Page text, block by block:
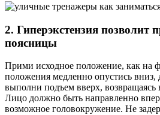
2. Гиперэкстензия
поясницы
Прими исходное положение, как на
положения медленно опустись
выполни подъем вверх, возвращаясь
Лицо должно быть направленно
возможное головокружение. Не